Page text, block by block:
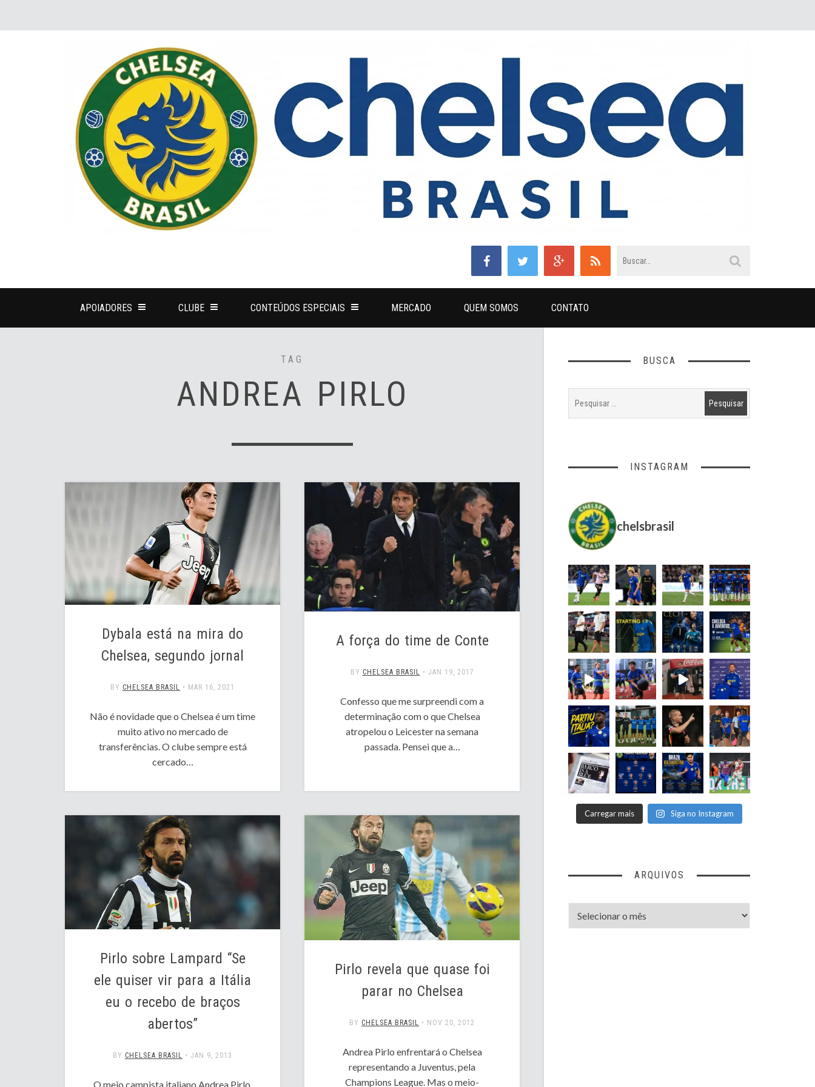
APOIADORES CLUBE CONTEÚDOS ESPECIAIS MERCADO QUEM SOMOS CONTATO
TAG
ANDREA PIRLO
Dybala está na mira do
Chelsea, segundo jornal
BY CHELSEA BRASIL • MAR 16, 2021
Não é novidade que o Chelsea é um time
muito ativo no mercado de
transferências. O clube sempre está
cercado…
A força do time de Conte
BY CHELSEA BRASIL • JAN 19, 2017
Confesso que me surpreendi com a
determinação com o que Chelsea
atropelou o Leicester na semana
passada. Pensei que a…
Pirlo sobre Lampard “Se
ele quiser vir para a Itália
eu o recebo de braços
abertos”
BY CHELSEA BRASIL • JAN 9, 2013
O meio campista italiano Andrea Pirlo,
Pirlo revela que quase foi
parar no Chelsea
BY CHELSEA BRASIL • NOV 20, 2012
Andrea Pirlo enfrentará o Chelsea
representando a Juventus, pela
Champions League. Mas o meio-
BUSCA
INSTAGRAM
chelsbrasil
Carregar mais Siga no Instagram
ARQUIVOS